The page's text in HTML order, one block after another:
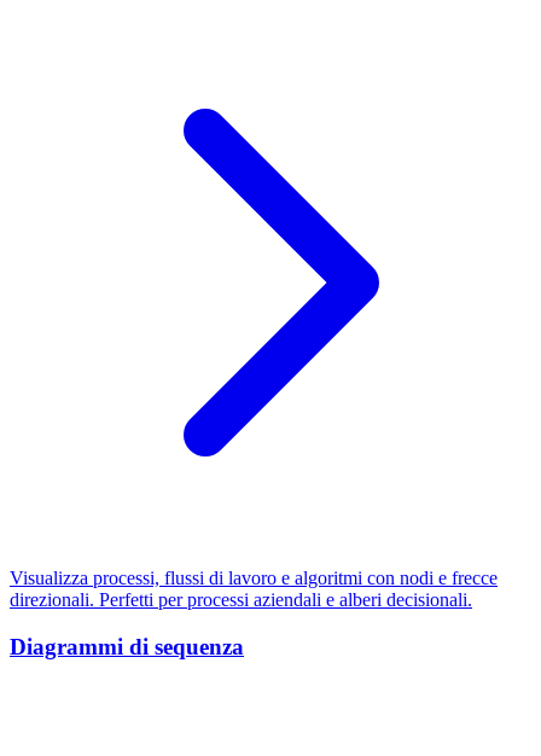
Visualizza processi, flussi di lavoro e algoritmi con nodi e frecce
direzionali. Perfetti per processi aziendali e alberi decisionali.
Diagrammi di sequenza